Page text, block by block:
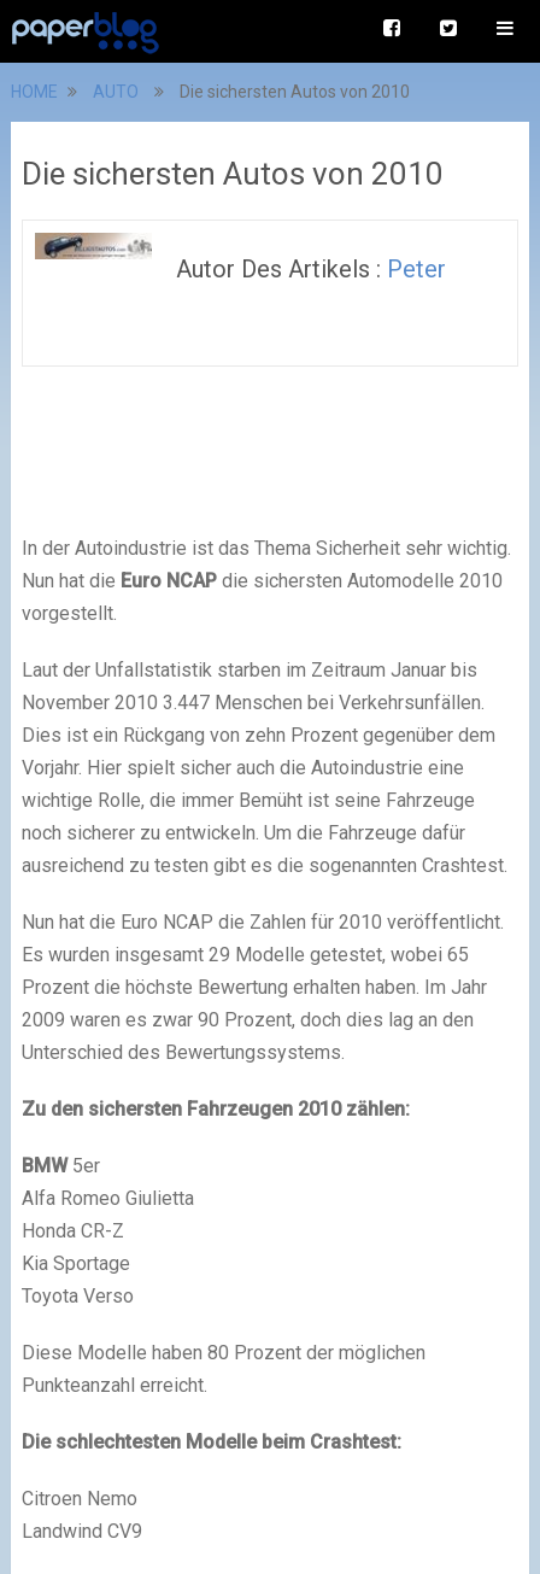
HOME AUTO Die sichersten Autos von 2010
Die sichersten Autos von 2010
Autor Des Artikels : Peter
In der Autoindustrie ist das Thema Sicherheit sehr wichtig.
Nun hat die Euro NCAPdie sichersten Automodelle 2010
vorgestellt.
Laut der Unfallstatistik starben im Zeitraum Januar bis
November 2010 3.447 Menschen bei Verkehrsunfällen.
Dies ist ein Rückgang von zehn Prozent gegenüber dem
Vorjahr. Hier spielt sicher auch die Autoindustrie eine
wichtige Rolle, die immer Bemüht ist seine Fahrzeuge
noch sicherer zu entwickeln. Um die Fahrzeuge dafür
ausreichend zu testen gibt es die sogenannten Crashtest.
Nun hat die Euro NCAP die Zahlen für 2010 veröffentlicht.
Es wurden insgesamt 29 Modelle getestet, wobei 65
Prozent die höchste Bewertung erhalten haben. Im Jahr
2009 waren es zwar 90 Prozent, doch dies lag an den
Unterschied des Bewertungssystems.
Zu den sichersten Fahrzeugen 2010 zählen:
BMW5er
Alfa Romeo Giulietta
Honda CR-Z
Kia Sportage
Toyota Verso
Diese Modelle haben 80 Prozent der möglichen
Punkteanzahl erreicht.
Die schlechtesten Modelle beim Crashtest:
Citroen Nemo
Landwind CV9